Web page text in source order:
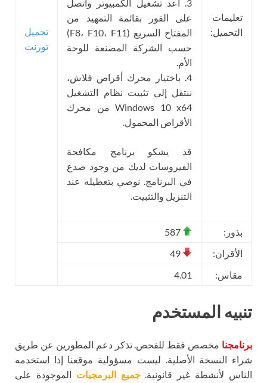
تحميل
تورنت
تعليمات
التحميل:
3. أعد تشغيل الكمبيوتر واتصل
على الفور بقائمة التمهيد من
المفتاح السريع (F8، F10، F11)
حسب الشركة المصنعة للوحة
الأم.
4. باختيار محرك أقراص فلاش،
ننتقل إلى تثبيت نظام التشغيل
Windows 10 x64 من محرك
الأقراص المحمول.
قد يشكو برنامج مكافحة
الفيروسات لديك من وجود صدع
في البرنامج. نوصي بتعطيله عند
التنزيل والتثبيت.
بذور:
الأقران:
مقاس:
4.01
تنبيه المستخدم
برنامجنا مخصص فقط للفحص. تذكر دعم المطورين عن طريق
شراء النسخة الأصلية. ليست مسؤولية موقعنا إذا استخدمه
الناس لأنشطة غير قانونية.جميع البرمجيات الموجودة على